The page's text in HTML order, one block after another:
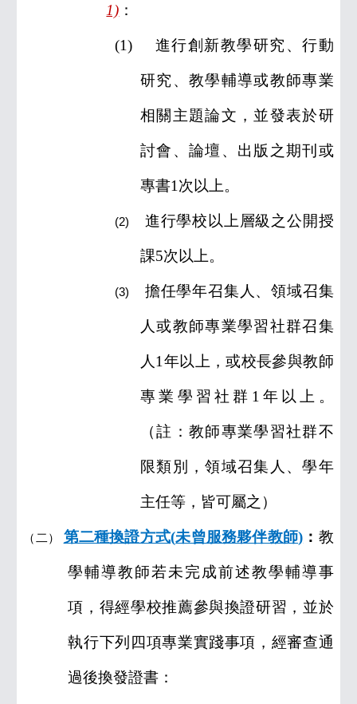
1) ：
(1) 進行創新教學研究、行動
研究、教學輔導或教師專業
相關主題論文，並發表於研
討會、論壇、出版之期刊或
專書1 次以上。
(2) 進行學校以上層級之公開授
課5次以上。
(3) 擔任學年召集人、領域召集
人或教師專業學習社群召集
人 1 年以上，或校長參與教師
專業學習社群 1 年以上。
（註：教師專業學習社群不
限類別，領域召集人、學年
主任等，皆可屬之）
（二） 第二種換證方式(未曾服務夥伴教師) ： 教
學輔導教師若未完成前述教學輔導事
項，得經學校推薦參與換證研習，並於
執行下列四項專業實踐事項，經審查通
過後換發證書：